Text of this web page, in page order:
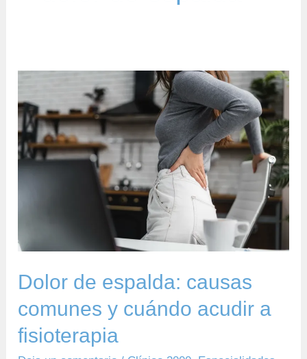
Dolor de espalda: causas
comunes y cuándo acudir a
fisioterapia
de
espalda:
causas
comunes
a
fisioterapia